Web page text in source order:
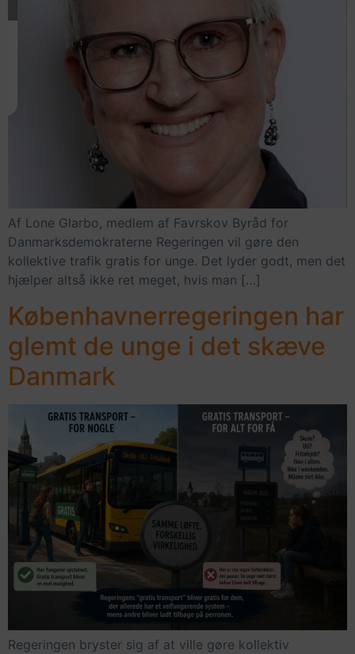
Af Lone Glarbo, medlem af Favrskov Byråd for
Danmarksdemokraterne Regeringen vil gøre den
kollektive trafik gratis for unge. Det lyder godt, men det
hjælper altså ikke ret meget, hvis man […]
Københavnerregeringen har
glemt de unge i det skæve
Danmark
Regeringen bryster sig af at ville gøre kollektiv